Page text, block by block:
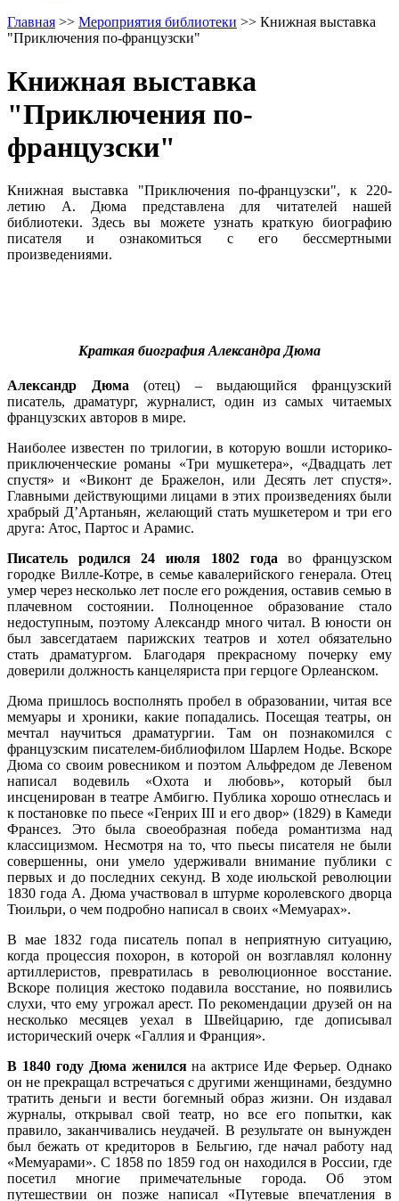
Главная >> Мероприятия библиотеки >> Книжная выставка
"Приключения по-французски"
Книжная выставка
"Приключения по-
французски"
Книжная выставка "Приключения по-французски", к 220-
летию А. Дюма представлена для читателей нашей
библиотеки. Здесь вы можете узнать краткую биографию
писателя и ознакомиться с его бессмертными
произведениями.
Краткая биография Александра Дюма
Александр Дюма(отец) – выдающийся французский
писатель, драматург, журналист, один из самых читаемых
французских авторов в мире.
Наиболее известен по трилогии, в которую вошли историко-
приключенческие романы «Три мушкетера», «Двадцать лет
спустя» и «Виконт де Бражелон, или Десять лет спустя».
Главными действующими лицами в этих произведениях были
храбрый Д’Артаньян, желающий стать мушкетером и три его
друга: Атос, Партос и Арамис.
Писатель родился 24 июля 1802 года во французском
городке Вилле-Котре, в семье кавалерийского генерала. Отец
умер через несколько лет после его рождения, оставив семью в
плачевном состоянии. Полноценное образование стало
недоступным, поэтому Александр много читал. В юности он
был завсегдатаем парижских театров и хотел обязательно
стать драматургом. Благодаря прекрасному почерку ему
доверили должность канцеляриста при герцоге Орлеанском.
Дюма пришлось восполнять пробел в образовании, читая все
мемуары и хроники, какие попадались. Посещая театры, он
мечтал научиться драматургии. Там он познакомился с
французским писателем-библиофилом Шарлем Нодье. Вскоре
Дюма со своим ровесником и поэтом Альфредом де Левеном
написал водевиль «Охота и любовь», который был
инсценирован в театре Амбигю. Публика хорошо отнеслась и
к постановке по пьесе «Генрих III и его двор» (1829) в Камеди
Франсез. Это была своеобразная победа романтизма над
классицизмом. Несмотря на то, что пьесы писателя не были
совершенны, они умело удерживали внимание публики с
первых и до последних секунд. В ходе июльской революции
1830 года А. Дюма участвовал в штурме королевского дворца
Тюильри, о чем подробно написал в своих «Мемуарах».
В мае 1832 года писатель попал в неприятную ситуацию,
когда процессия похорон, в которой он возглавлял колонну
артиллеристов, превратилась в революционное восстание.
Вскоре полиция жестоко подавила восстание, но появились
слухи, что ему угрожал арест. По рекомендации друзей он на
несколько месяцев уехал в Швейцарию, где дописывал
исторический очерк «Галлия и Франция».
В 1840 году Дюма женилсяна актрисе Иде Ферьер. Однако
он не прекращал встречаться с другими женщинами, бездумно
тратить деньги и вести богемный образ жизни. Он издавал
журналы, открывал свой театр, но все его­ попытки, как
правило, заканчивались неудачей. В результате он вынужден
был бежать от кредиторов в Бельгию, где начал работу над
«Мемуарами». С 1858 по 1859 год он находился в России, где
посетил многие примечательные города. Об этом
путешествии он позже написал «Путевые впечатления в